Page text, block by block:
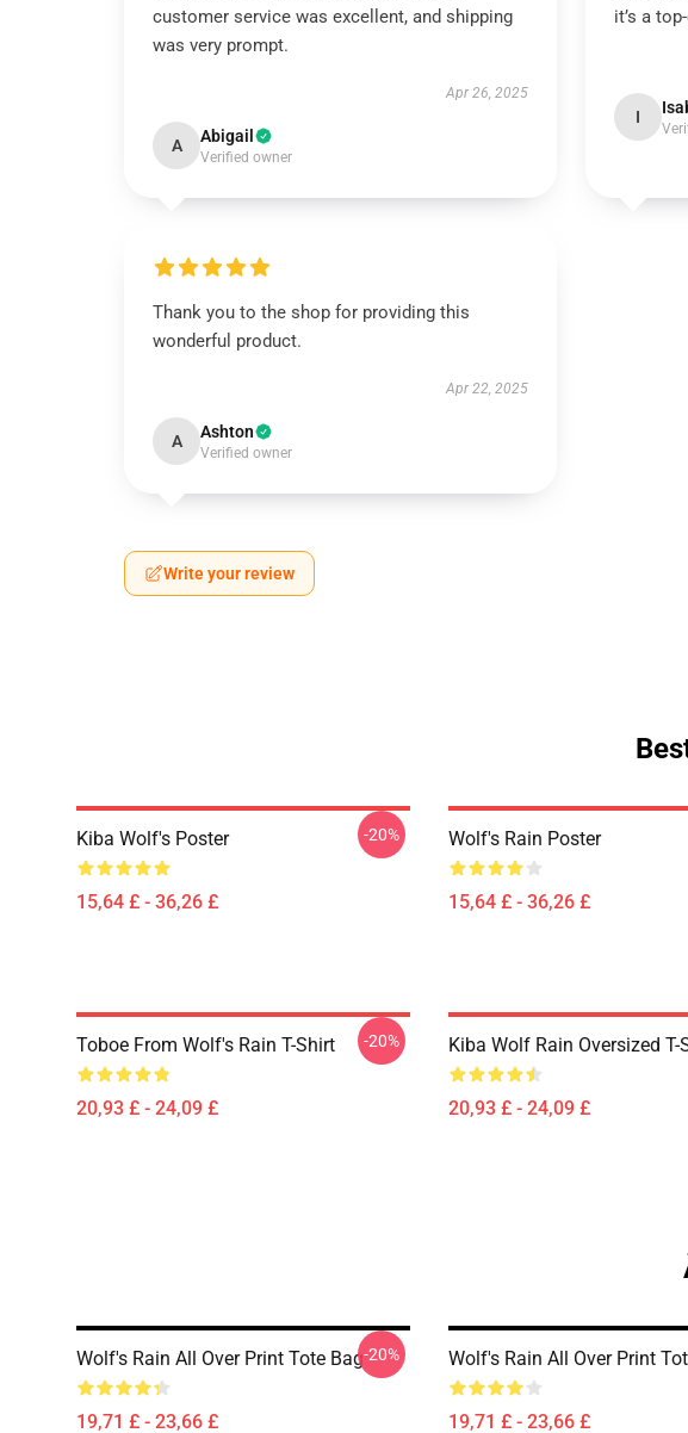
customer service was excellent, and shipping
was very prompt.
Apr 26, 2025
A Abigail
Verified owner
it’s a
I
Thank you to the shop for providing this
wonderful product.
Apr 22, 2025
A Ashton
Verified owner
Write your review
Kiba Wolf's Poster
15,64 £ - 36,26 £
-20% Wolf's Rain Poster
15,64 £ - 36,26 £
Toboe From Wolf's Rain T-Shirt
20,93 £ - 24,09 £
-20% Kiba Wolf Rain Oversized T-
20,93 £ - 24,09 £
Wolf's Rain All Over Print Tote Bag
19,71 £ - 23,66 £
-20% Wolf's Rain All Over Print
19,71 £ - 23,66 £